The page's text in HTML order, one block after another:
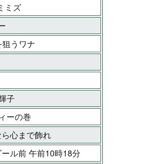
ミズ
うワナ
子
ーの巻
心まで飾れ
ル前 午前10時18分